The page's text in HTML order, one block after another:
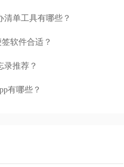
清单工具有哪些？
软件合适？
录推荐？
有哪些？